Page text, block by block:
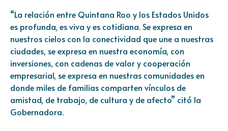
“La relación entre Quintana Roo y los Estados Unidos
es profunda, es viva y es cotidiana. Se expresa en
nuestros cielos con la conectividad que une a nuestras
ciudades, se expresa en nuestra economía, con
inversiones, con cadenas de valor y cooperación
empresarial, se expresa en nuestras comunidades en
donde miles de familias comparten vínculos de
amistad, de trabajo, de cultura y de afecto” citó la
Gobernadora.